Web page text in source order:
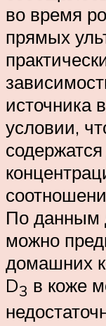
во время
прямых
источника
условии,
По данным
можно
домашних
D3 в коже